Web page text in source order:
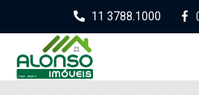
11 3788.1000